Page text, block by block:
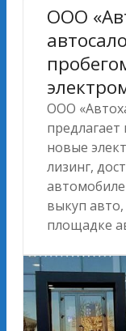
ООО
ООО
новые
лизинг,
выкуп
площадке